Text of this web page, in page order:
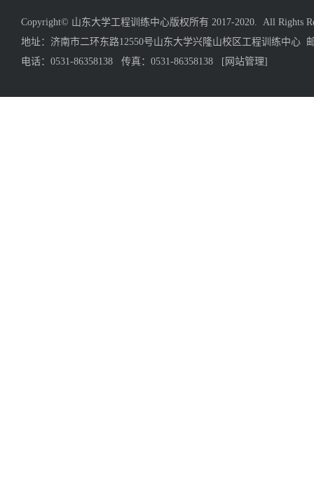
Copyright© 山东大学工程训练中心版权所有 2017-2020. All Rights
地址：济南市二环东路12550号山东大学兴隆山校区工程训练中心
电话：0531-86358138 传真：0531-86358138
[网站管理]